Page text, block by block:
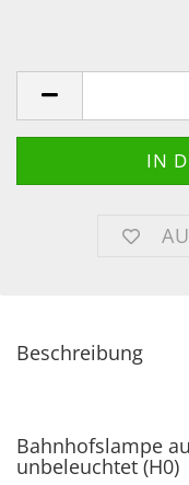
Beschreibung
Bahnhofslampe
unbeleuchtet (H0)